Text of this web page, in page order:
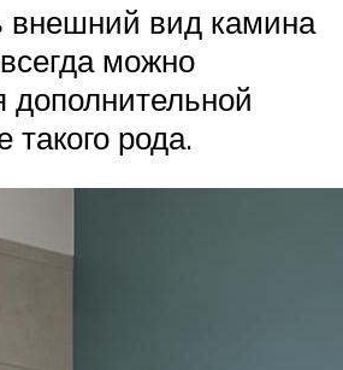
внешний вид камина
можно
дополнительной
такого рода.